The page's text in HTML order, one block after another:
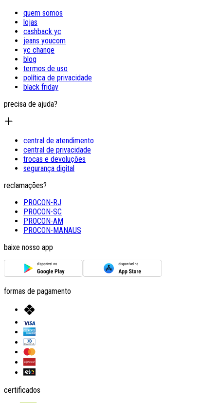
quem somos
lojas
cashback yc
jeans youcom
yc change
blog
termos de uso
política de privacidade
black friday
precisa de ajuda?
central de atendimento
central de privacidade
trocas e devoluções
segurança digital
reclamações?
PROCON-RJ
PROCON-SC
PROCON-AM
PROCON-MANAUS
baixe nosso app
formas de pagamento
certificados